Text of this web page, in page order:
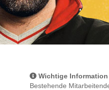
Wichtige
Bestehende